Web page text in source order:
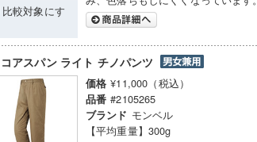
比較対象にす
コアスパン ライト チノパンツ
価格 ¥11,000（税込）
品番 #2105265
ブランド モンベル
【平均重量】300g